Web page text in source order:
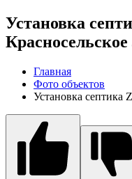
Установка
Главная
Фото объектов
Установка септика